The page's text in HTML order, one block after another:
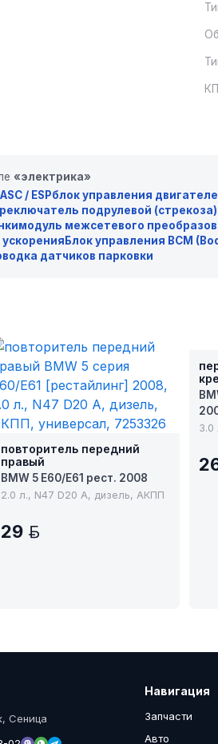
«электрика»
/ ESPблок управления
подрулевой (стрекоза)
модуль межсетевого
Блок управления BCM
датчиков парковки
повторитель передний
правый
BMW 5 E60/E61 рест. 2008
2.0 л., N47 D20 A, дизель, АКПП
29
3.0
Сеница
Навигация
Запчасти
Авто